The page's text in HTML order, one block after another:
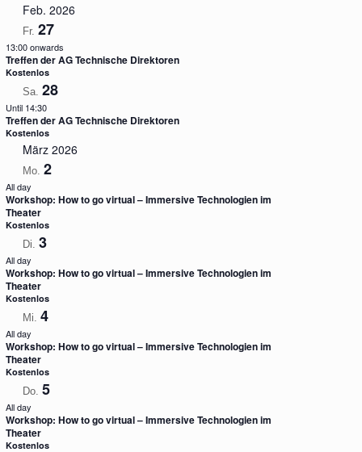
Feb. 2026
Fr. 27
13:00 onwards
Treffen der AG Technische Direktoren
Kostenlos
Sa. 28
Until 14:30
Treffen der AG Technische Direktoren
Kostenlos
März 2026
Mo. 2
All day
Workshop: How to go virtual – Immersive Technologien im
Theater
Kostenlos
Di. 3
All day
Workshop: How to go virtual – Immersive Technologien im
Theater
Kostenlos
Mi. 4
All day
Workshop: How to go virtual – Immersive Technologien im
Theater
Kostenlos
Do. 5
All day
Workshop: How to go virtual – Immersive Technologien im
Theater
Kostenlos